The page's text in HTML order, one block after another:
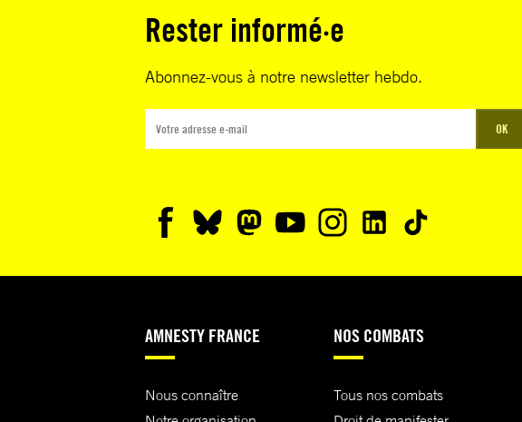
Rester informé·e
Abonnez-vous à notre newsletter hebdo.
OK
AMNESTY FRANCE
Nous connaître
NOS COMBATS
Tous nos combats